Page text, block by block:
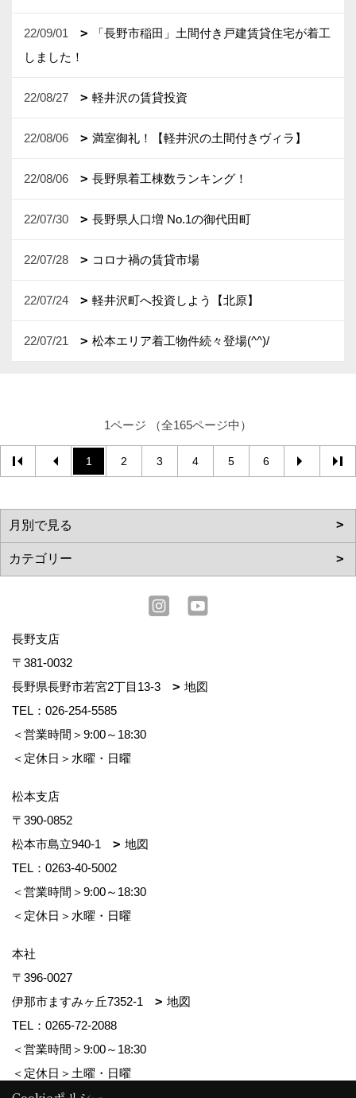
22/09/01
「長野市稲田」土間付き戸建賃貸住宅が着工
しました！
22/08/27 軽井沢の賃貸投資
22/08/06 満室御礼！【軽井沢の土間付きヴィラ】
22/08/06 長野県着工棟数ランキング！
22/07/30 長野県人口増 No.1の御代田町
22/07/28 コロナ禍の賃貸市場
22/07/24 軽井沢町へ投資しよう【北原】
22/07/21 松本エリア着工物件続々登場(^^)/
1ページ （全165ページ中）
1 2 3 4 5 6
長野支店
〒381-0032
長野県長野市若宮2丁目13-3
地図
TEL： 026-254-5585
＜営業時間＞9:00～18:30
＜定休日＞水曜・日曜
松本支店
〒390-0852
松本市島立940-1
地図
TEL： 0263-40-5002
＜営業時間＞9:00～18:30
＜定休日＞水曜・日曜
本社
〒396-0027
伊那市ますみヶ丘7352-1
地図
TEL： 0265-72-2088
＜営業時間＞9:00～18:30
＜定休日＞土曜・日曜